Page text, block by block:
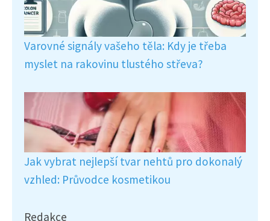
Varovné signály vašeho těla: Kdy je třeba
myslet na rakovinu tlustého střeva?
Jak vybrat nejlepší tvar nehtů pro dokonalý
vzhled: Průvodce kosmetikou
Redakce